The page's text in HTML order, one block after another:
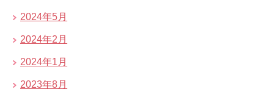
2024年5月
2024年2月
2024年1月
2023年8月